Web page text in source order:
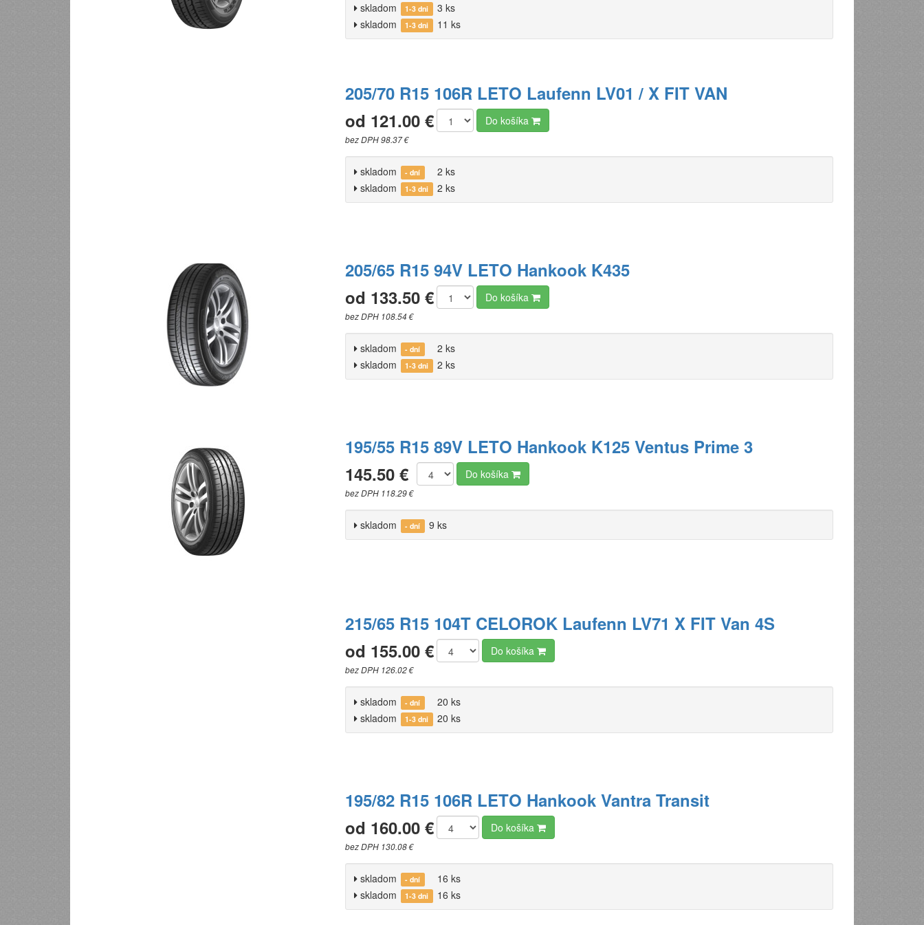
skladom
1-3 dni
3 ks
skladom
1-3 dni 11 ks
205/70 R15 106R LETO Laufenn LV01 / X FIT VAN
od 121.00 €
bez DPH 98.37 €
Do košíka
skladom - dní
2 ks
skladom
1-3 dni 2 ks
205/65 R15 94V LETO Hankook K435
od 133.50 €
bez DPH 108.54 €
Do košíka
skladom - dní
2 ks
skladom
1-3 dni 2 ks
195/55 R15 89V LETO Hankook K125 Ventus Prime 3
145.50 €
bez DPH 118.29 €
Do košíka
skladom - dní 9 ks
215/65 R15 104T CELOROK Laufenn LV71 X FIT Van 4S
od 155.00 €
bez DPH 126.02 €
Do košíka
skladom - dní
20 ks
skladom
1-3 dni 20 ks
195/82 R15 106R LETO Hankook Vantra Transit
od 160.00 €
bez DPH 130.08 €
Do košíka
skladom - dní
16 ks
skladom
1-3 dni 16 ks